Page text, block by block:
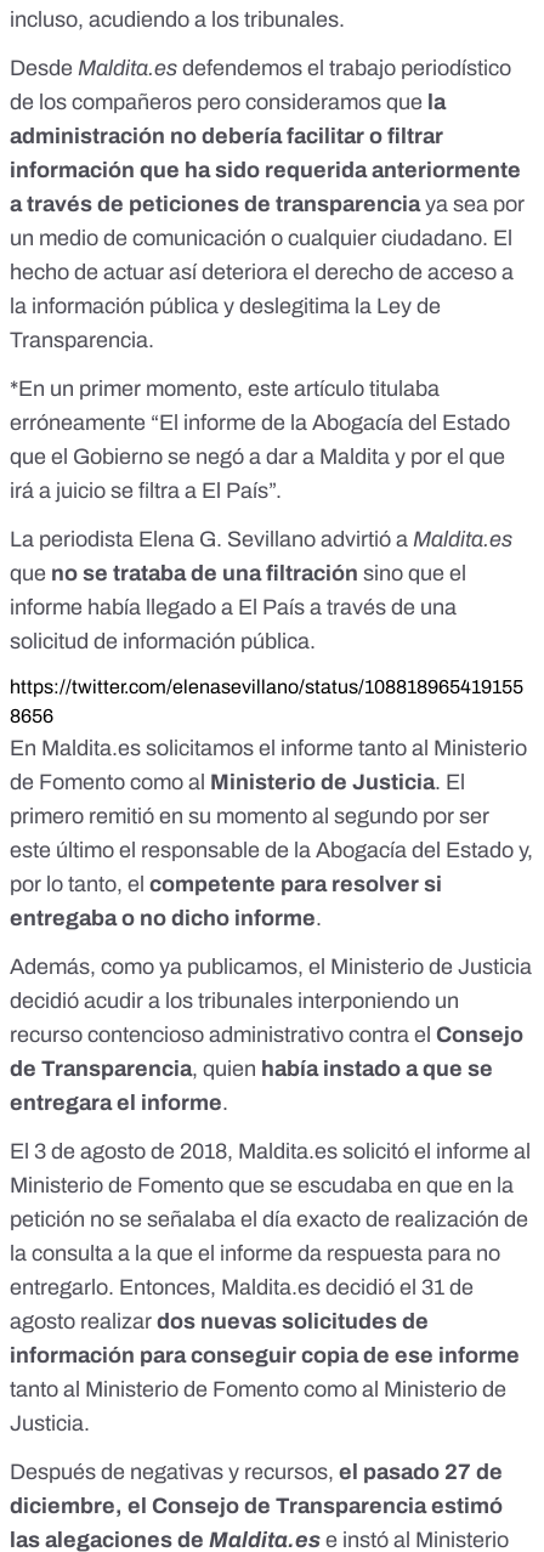
incluso, acudiendo a los tribunales.
Desde Maldita.es defendemos el trabajo periodístico
de los compañeros pero consideramos que la
administración no debería facilitar o filtrar
información que ha sido requerida anteriormente
a través de peticiones de transparenciaya sea por
un medio de comunicación o cualquier ciudadano. El
hecho de actuar así deteriora el derecho de acceso a
la información pública y deslegitima la Ley de
Transparencia.
*En un primer momento, este artículo titulaba
erróneamente “El informe de la Abogacía del Estado
que el Gobierno se negó a dar a Maldita y por el que
irá a juicio se filtra a El País”.
La periodista Elena G. Sevillano advirtió a Maldita.es
que no se trataba de una filtración sino que el
informe había llegado a El País a través de una
solicitud de información pública.
https://twitter.com/elenasevillano/status/108818965419155
8656
En Maldita.es solicitamos el informe tanto al Ministerio
de Fomento como al Ministerio de Justicia. El
primero remitió en su momento al segundo por ser
este último el responsable de la Abogacía del Estado y,
por lo tanto, el competente para resolver si
entregaba o no dicho informe.
Además, como ya publicamos, el Ministerio de Justicia
decidió acudir a los tribunales interponiendo un
recurso contencioso administrativo contra el Consejo
de Transparencia, quien había instado a que se
entregara el informe.
El 3 de agosto de 2018, Maldita.es solicitó el informe al
Ministerio de Fomento que se escudaba en que en la
petición no se señalaba el día exacto de realización de
la consulta a la que el informe da respuesta para no
entregarlo. Entonces, Maldita.es decidió el 31 de
agosto realizar dos nuevas solicitudes de
información para conseguir copia de ese informe
tanto al Ministerio de Fomento como al Ministerio de
Justicia.
Después de negativas y recursos, el pasado 27 de
diciembre, el Consejo de Transparencia estimó
las alegaciones de Maldita.es e instó al Ministerio